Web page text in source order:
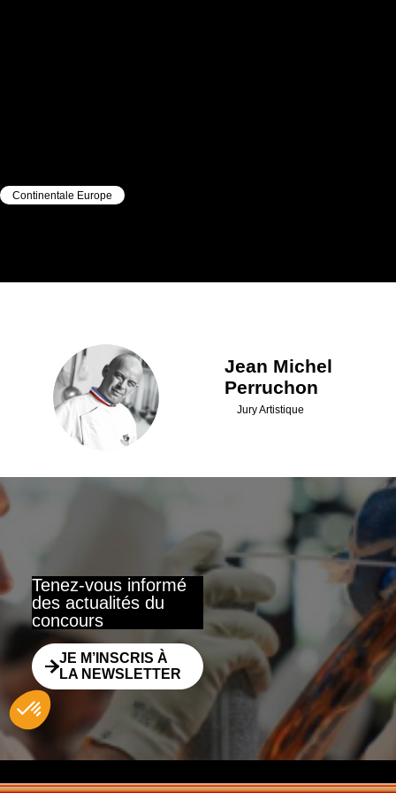
Continentale Europe
JMP
Jean Michel
Perruchon
Jury Artistique
Tenez-vous informé
des actualités du
concours
JE M’INSCRIS À
LA NEWSLETTER